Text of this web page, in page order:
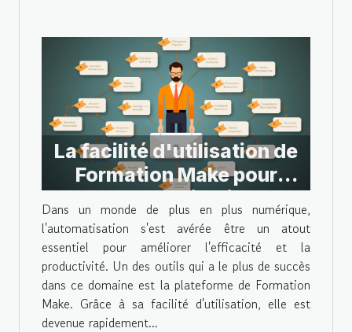
La facilité d'utilisation de
Formation Make pour
l'automatisation
Dans un monde de plus en plus numérique,
l'automatisation s'est avérée être un atout
essentiel pour améliorer l'efficacité et la
productivité. Un des outils qui a le plus de succès
dans ce domaine est la plateforme de Formation
Make. Grâce à sa facilité d'utilisation, elle est
devenue rapidement...